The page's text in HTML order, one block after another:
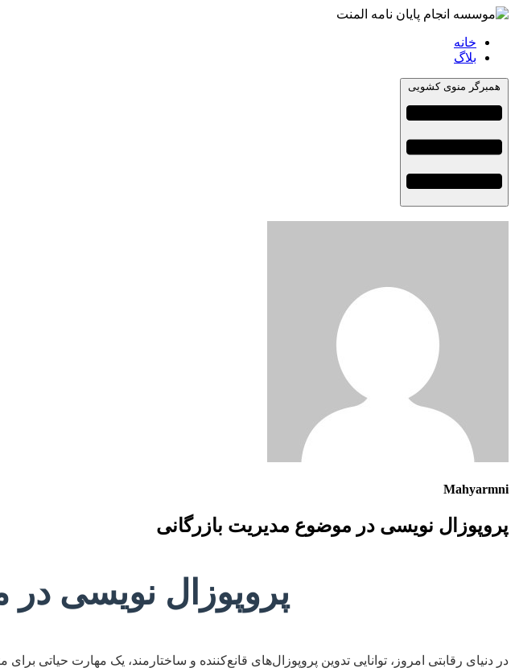
خانه
بلاگ
همبرگر منوی کشویی
Mahyarmni
پروپوزال نویسی در موضوع مدیریت بازرگانی
پروپوزال نویسی
در دنیای رقابتی امروز، توانایی تدوین پروپوزال‌های قانع‌کننده و ساختارمند، یک مهارت حیاتی